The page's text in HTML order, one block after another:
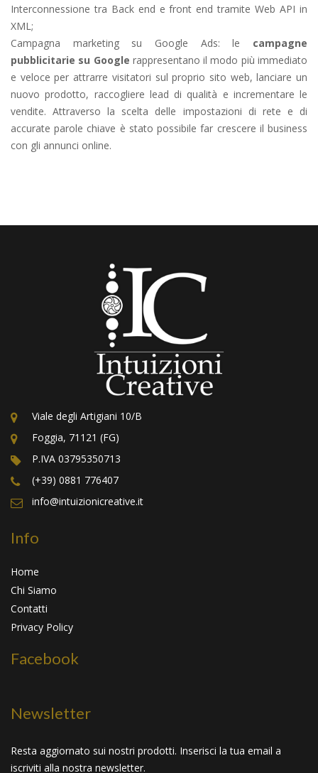
Interconnessione tra Back end e front end tramite Web API in
XML;
Campagna marketing su Google Ads: le campagne
pubblicitarie su Google rappresentano il modo più immediato
e veloce per attrarre visitatori sul proprio sito web, lanciare un
nuovo prodotto, raccogliere lead di qualità e incrementare le
vendite. Attraverso la scelta delle impostazioni di rete e di
accurate parole chiave è stato possibile far crescere il business
con gli annunci online.
Viale degli Artigiani 10/B
Foggia, 71121 (FG)
P.IVA 03795350713
(+39) 0881 776407
info@intuizionicreative.it
Info
Home
Chi Siamo
Contatti
Privacy Policy
Facebook
Newsletter
Resta aggiornato sui nostri prodotti. Inserisci la tua email a
iscriviti alla nostra newsletter.